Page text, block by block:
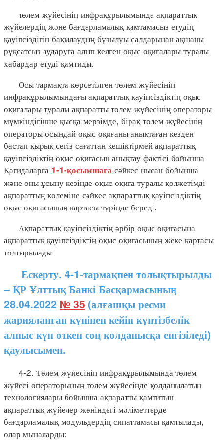
төлем жүйесінің инфрақұрылымында ақпараттық
жүйелердің және бағдарламалық қамтамасыз етудің
қауіпсіздігін бақылаудың бұзылуы салдарынан ақшаны
рұқсатсыз аударуға алып келген оқыс оқиғалары туралы
хабардар етуді қамтиды.
Осы тармақта көрсетілген төлем жүйесінің
инфрақұрылымындағы ақпараттық қауіпсіздіктің оқыс
оқиғалары туралы ақпаратты төлем жүйесінің операторы
мүмкіндігінше қысқа мерзімде, бірақ төлем жүйесінің
операторы осындай оқыс оқиғаны анықтаған кезден
бастап қырық сегіз сағаттан кешіктірмей ақпараттық
қауіпсіздіктің оқыс оқиғасын анықтау фактісі бойынша
Қағидаларға 1-1-қосымшаға сәйкес нысан бойынша
және оны ұсыну кезінде оқыс оқиға туралы қолжетімді
ақпараттың көлеміне сәйкес ақпараттық қауіпсіздіктің
оқыс оқиғасының картасы түрінде береді.
Ақпараттық қауіпсіздіктің әрбір оқыс оқиғасына
ақпараттық қауіпсіздіктің оқыс оқиғасының жеке картасы
толтырылады.
Ескерту. 4-1-тармақпен толықтырылды
– ҚР Ұлттық Банкі Басқармасының
28.04.2022 № 35 (алғашқы ресми
жарияланған күнінен кейін күнтізбелік
алпыс күн өткен соң қолданысқа енгізіледі)
қаулысымен.
4-2. Төлем жүйесінің инфрақұрылымында төлем
жүйесі операторының төлем жүйесінде қолданылатын
технологиялары бойынша ақпаратты қамтитын
ақпараттық жүйелер жөніндегі мәліметтерде
бағдарламалық модульдердің сипаттамасы қамтылады,
олар мыналарды: